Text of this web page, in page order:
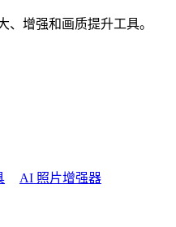
、增强和画质提升工具。
AI 照片增强器